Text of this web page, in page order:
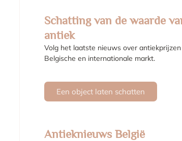
Schatting van de waarde
antiek
Volg het laatste nieuws over
Belgische en internationale markt.
Een object laten schatten
Antieknieuws België